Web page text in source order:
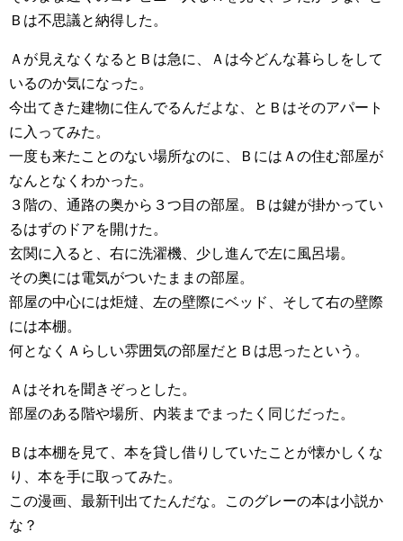
Ｂは不思議と納得した。
Ａが見えなくなるとＢは急に、Ａは今どんな暮らしをして
いるのか気になった。
今出てきた建物に住んでるんだよな、とＢはそのアパート
に入ってみた。
一度も来たことのない場所なのに、ＢにはＡの住む部屋が
なんとなくわかった。
３階の、通路の奥から３つ目の部屋。Ｂは鍵が掛かってい
るはずのドアを開けた。
玄関に入ると、右に洗濯機、少し進んで左に風呂場。
その奥には電気がついたままの部屋。
部屋の中心には炬燵、左の壁際にベッド、そして右の壁際
には本棚。
何となくＡらしい雰囲気の部屋だとＢは思ったという。
Ａはそれを聞きぞっとした。
部屋のある階や場所、内装までまったく同じだった。
Ｂは本棚を見て、本を貸し借りしていたことが懐かしくな
り、本を手に取ってみた。
この漫画、最新刊出てたんだな。このグレーの本は小説か
な？